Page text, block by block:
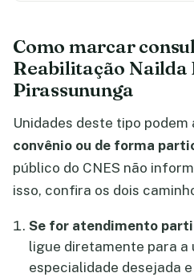
Como marcar
Reabilitação Nailda
Pirassununga
Unidades deste tipo podem
convênio ou de forma
público do CNES não
isso, confira os dois
Se for atendimento
ligue diretamente para a
especialidade desejada